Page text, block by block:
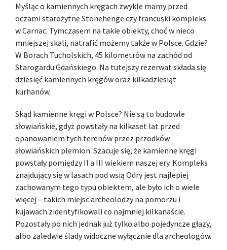
Myśląc o kamiennych kręgach zwykle mamy przed
oczami starożytne Stonehenge czy francuski kompleks
w Carnac. Tymczasem na takie obiekty, choć w nieco
mniejszej skali, natrafić możemy także w Polsce. Gdzie?
W Borach Tucholskich, 45 kilometrów na zachód od
Starogardu Gdańskiego. Na tutejszy rezerwat składa się
dziesięć kamiennych kręgów oraz kilkadziesiąt
kurhanów.
Skąd kamienne kręgi w Polsce? Nie są to budowle
słowiańskie, gdyż powstały na kilkaset lat przed
opanowaniem tych terenów przez przodków
słowiańskich plemion. Szacuje się, że kamienne kręgi
powstały pomiędzy II a III wiekiem naszej ery. Kompleks
znajdujący się w lasach pod wsią Odry jest najlepiej
zachowanym tego typu obiektem, ale było ich o wiele
więcej – takich miejsc archeolodzy na pomorzu i
kujawach zidentyfikowali co najmniej kilkanaście.
Pozostały po nich jednak już tylko albo pojedyncze głazy,
albo zaledwie ślady widoczne wyłącznie dla archeologów.